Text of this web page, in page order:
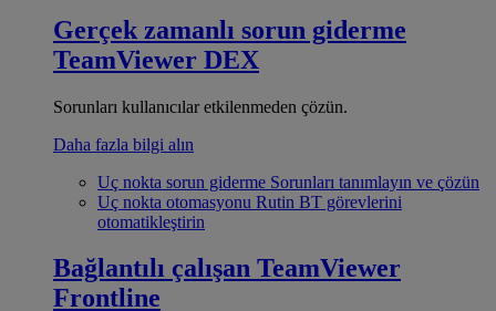
Gerçek zamanlı sorun giderme
TeamViewer DEX
Sorunları kullanıcılar etkilenmeden çözün.
Daha fazla bilgi alın
Uç nokta sorun giderme Sorunları tanımlayın ve çözün
Uç nokta otomasyonu Rutin BT görevlerini
otomatikleştirin
Bağlantılı çalışan TeamViewer
Frontline